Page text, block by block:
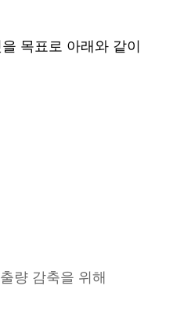
목표로 아래와 같이
량 감축을 위해